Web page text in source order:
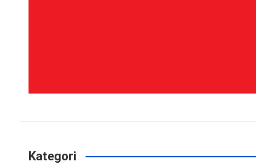
Kategori